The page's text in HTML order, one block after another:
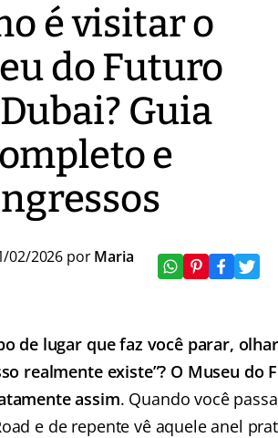
é visitar o
do Futuro
Guia
e
02/2026 porMaria
de lugar que faz você parar,
realmente existe”? O Museu do
assim. Quando você
e de repente vê aquele anel